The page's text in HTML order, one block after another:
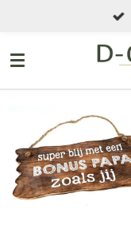
naar
hoofdinhoud